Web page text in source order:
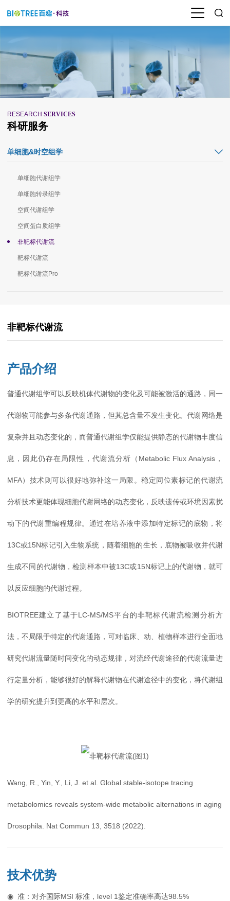
RESEARCH SERVICES
科研服务
单细胞&时空组学
单细胞代谢组学
单细胞转录组学
空间代谢组学
空间蛋白质组学
非靶标代谢流
靶标代谢流
靶标代谢流Pro
非靶标代谢流
产品介绍
普通代谢组学可以反映机体代谢物的变化及可能被激活的通路，同一
代谢物可能参与多条代谢通路，但其总含量不发生变化。代谢网络是
复杂并且动态变化的，而普通代谢组学仅能提供静态的代谢物丰度信
息，因此仍存在局限性，代谢流分析（Metabolic Flux Analysis，
MFA）技术则可以很好地弥补这一局限。稳定同位素标记的代谢流
分析技术更能体现细胞代谢网络的动态变化，反映遗传或环境因素扰
动下的代谢重编程规律。通过在培养液中添加特定标记的底物，将
13C或15N标记引入生物系统，随着细胞的生长，底物被吸收并代谢
生成不同的代谢物，检测样本中被13C或15N标记上的代谢物，就可
以反应细胞的代谢过程。
BIOTREE建立了基于LC-MS/MS平台的非靶标代谢流检测分析方
法，不局限于特定的代谢通路，可对临床、动、植物样本进行全面地
研究代谢流量随时间变化的动态规律，对流经代谢途径的代谢流量进
行定量分析，能够很好的解释代谢物在代谢途径中的变化，将代谢组
学的研究提升到更高的水平和层次。
Wang, R., Yin, Y., Li, J. et al. Global stable-isotope tracing
metabolomics reveals system-wide metabolic alternations in aging
Drosophila. Nat Commun 13, 3518 (2022).
技术优势
◉ 准：对齐国际MSI 标准，level 1鉴定准确率高达98.5%